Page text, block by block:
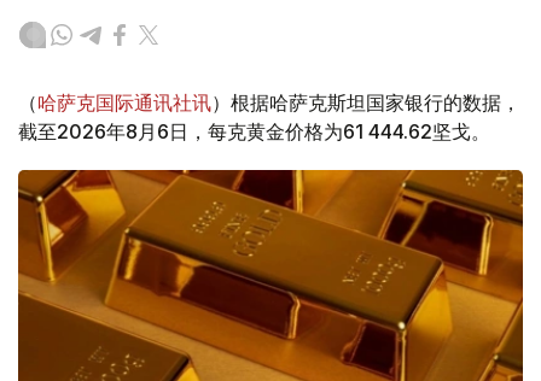
（哈萨克国际通讯社讯）根据哈萨克斯坦国家银行的数据，
截至2026年8月6日，每克黄金价格为61 444.62坚戈。